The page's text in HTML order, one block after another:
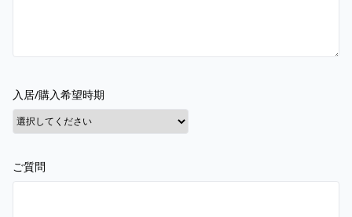
入居/購入希望時期
ご質問